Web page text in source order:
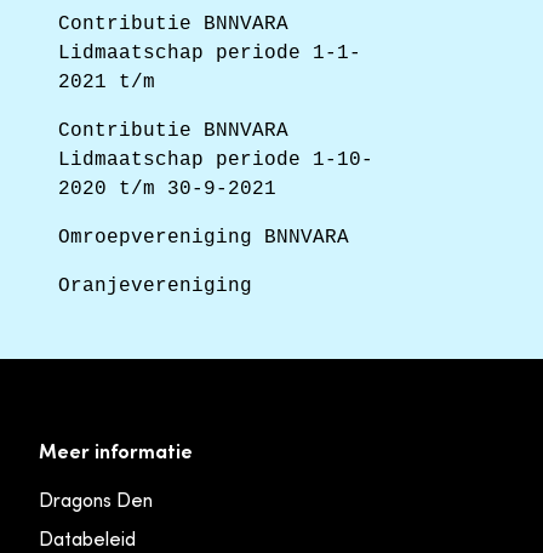
Contributie BNNVARA
Lidmaatschap periode 1-1-
2021 t/m
Contributie BNNVARA
Lidmaatschap periode 1-10-
2020 t/m 30-9-2021
Omroepvereniging BNNVARA
Oranjevereniging
Meer informatie
Dragons Den
Databeleid